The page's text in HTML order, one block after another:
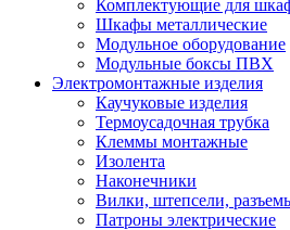
Комплектующие для
Шкафы металлические
Модульное оборудование
Модульные боксы ПВХ
Электромонтажные изделия
Каучуковые изделия
Термоусадочная трубка
Клеммы монтажные
Изолента
Наконечники
Вилки, штепсели,
Патроны электрические